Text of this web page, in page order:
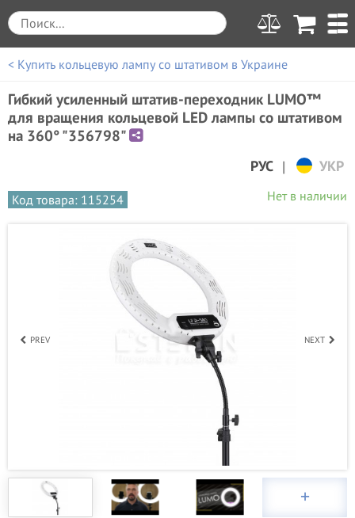
< Купить кольцевую лампу со штативом в Украине
Гибкий усиленный штатив-переходник LUMO™
для вращения кольцевой LED лампы со штативом
на 360° "356798"
РУС | УКР
Код товара: 115254 Нет в наличии
PREV NEXT